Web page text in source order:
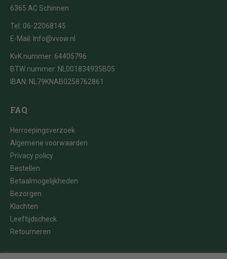
6365 AC Schinnen
Tel: 06-22068145
E-Mail: Info@vvow.nl
KvK nummer: 64405796
BTW nummer: NL001834935B05
IBAN: NL79KNAB0258762861
FAQ
Herroepingsverzoek
Algemene voorwaarden
Privacy policy
Bestellen
Betaalmogelijkheden
Bezorgen
Klachten
Leeftijdscheck
Retourneren